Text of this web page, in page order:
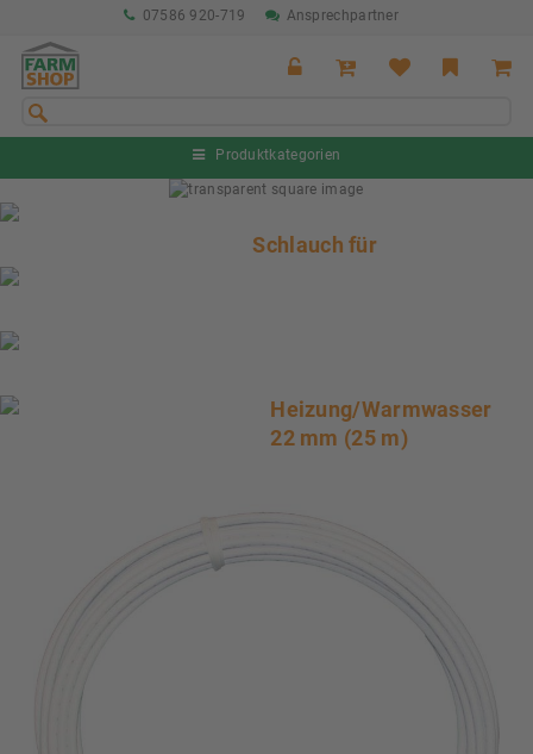
07586 920-719 Ansprechpartner
Produktkategorien
Schlauch für
Heizung/Warmwasser
22 mm (25 m)